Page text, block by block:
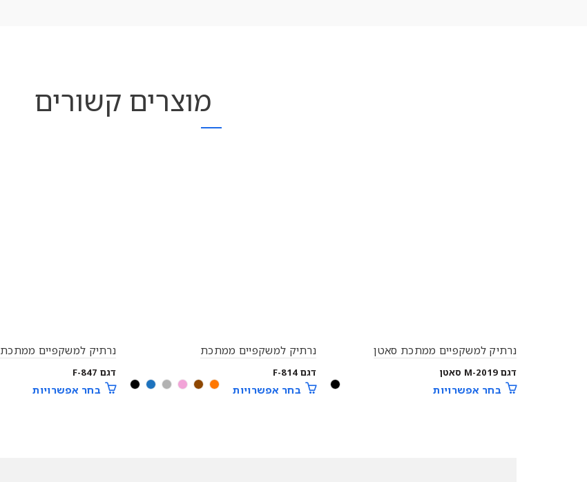
מוצרים קשורים
נרתיק למשקפיים ממתכת סאטן
דגם M-2019 סאטן
בחר אפשרויות
נרתיק למשקפיים ממתכת
דגם F-814
בחר אפשרויות
נרתיק למשקפיים ממתכת
דגם F-847
בחר אפשרויות